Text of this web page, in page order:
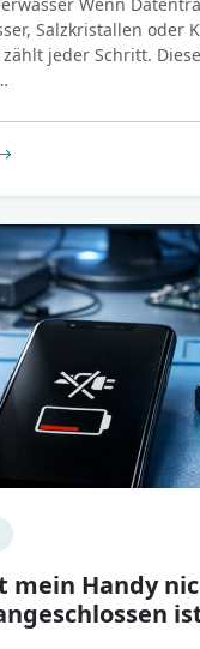
Salzkristallen oder
jeder Schritt.
mein Handy